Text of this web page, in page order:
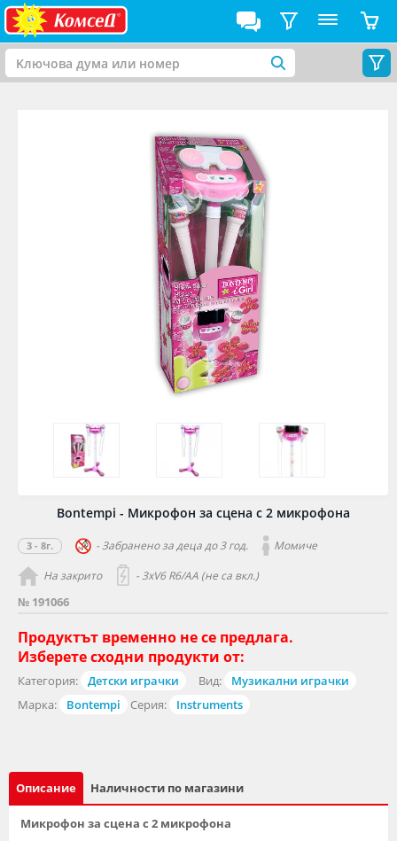
Bontempi - Микрофон за сцена с 2 микрофона
№ 191066
Продуктът временно не се предлага.
Изберете сходни продукти от:
Категория: Детски играчки Вид:
Музикални играчки
Марка:
Bontempi Серия: Instruments
3 - 8г. - Забранено за деца до 3 год. Момиче
На закрито - 3хV6 R6/АА (не са вкл.)
Описание Наличности по магазини
Микрофон за сцена с 2 микрофона